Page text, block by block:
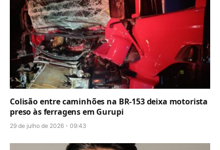
Colisão entre caminhões na BR-153 deixa motorista
preso às ferragens em Gurupi
29 de julho de 2026 - 09:43